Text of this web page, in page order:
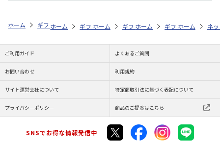
ホーム ギフトストア お中元・夏ギフト特集 2026 うなぎ・魚・海鮮
ホーム ギフトストア お中元・夏ギフト特集 2026
ホーム ギフトストア お中元・夏ギフト
ホーム ギフトストア お
ホーム ネ
ご利用ガイド よくあるご質問
お問い合わせ 利用規約
サイト運営会社について 特定商取引法に基づく表記について
プライバシーポリシー 商品のご提案はこちら
SNSでお得な情報発信中